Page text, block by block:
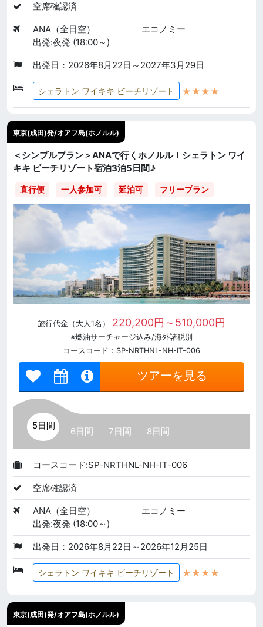
空席確認済
ANA（全日空）
エコノミー
出発:夜発 (18:00～)
出発日：2026年8月22日～2027年3月29日
シェラトン ワイキキ ビーチリゾート ★★★★
東京(成田)発/オアフ島(ホノルル)
＜シンプルプラン＞ANAで行くホノルル！シェラトン ワイ
キキ ビーチリゾート宿泊3泊5日間♪
直行便 一人参加可 延泊可 フリープラン
旅行代金（大人1名） 220,200円～510,000円
※燃油サーチャージ込み/海外諸税別
コースコード：SP-NRTHNL-NH-IT-006
ツアーを見る
5日間
6日間 7日間 8日間
コースコード:SP-NRTHNL-NH-IT-006
空席確認済
ANA（全日空）
エコノミー
出発:夜発 (18:00～)
出発日：2026年8月22日～2026年12月25日
シェラトン ワイキキ ビーチリゾート ★★★★
東京(成田)発/オアフ島(ホノルル)